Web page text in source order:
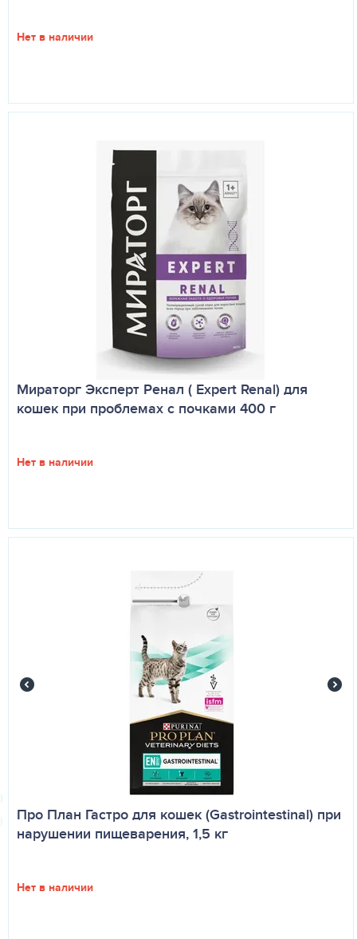
Нет в наличии
Мираторг Эксперт Ренал ( Expert Renal) для
кошек при проблемах с почками 400 г
Нет в наличии
Про План Гастро для кошек (Gastrointestinal) при
нарушении пищеварения, 1,5 кг
Нет в наличии